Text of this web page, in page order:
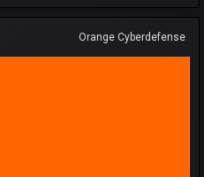
Orange Cyberdefense